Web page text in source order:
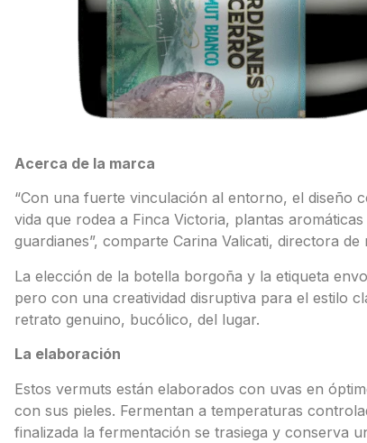
Acerca de la marca
“Con una fuerte vinculación al entorno, el diseño
vida que rodea a Finca Victoria, plantas
guardianes”, comparte Carina Valicati, directora
La elección de la botella borgoña y la etiqueta
pero con una creatividad disruptiva para el estilo
retrato genuino, bucólico, del lugar.
La elaboración
Estos vermuts están elaborados con uvas en
con sus pieles. Fermentan a temperaturas
finalizada la fermentación se trasiega y conserva